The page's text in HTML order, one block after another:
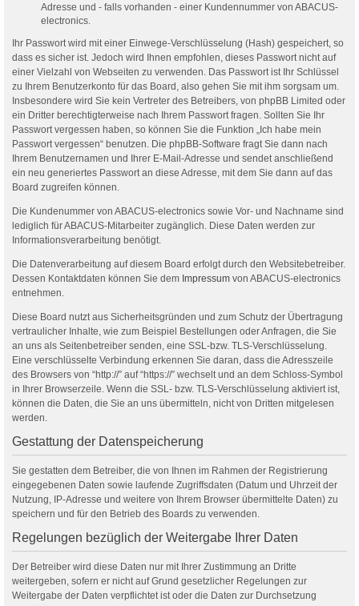
Adresse und - falls vorhanden - einer Kundennummer von ABACUS-
electronics.
Ihr Passwort wird mit einer Einwege-Verschlüsselung (Hash) gespeichert, so
dass es sicher ist. Jedoch wird Ihnen empfohlen, dieses Passwort nicht auf
einer Vielzahl von Webseiten zu verwenden. Das Passwort ist Ihr Schlüssel
zu Ihrem Benutzerkonto für das Board, also gehen Sie mit ihm sorgsam um.
Insbesondere wird Sie kein Vertreter des Betreibers, von phpBB Limited oder
ein Dritter berechtigterweise nach Ihrem Passwort fragen. Sollten Sie Ihr
Passwort vergessen haben, so können Sie die Funktion „Ich habe mein
Passwort vergessen“ benutzen. Die phpBB-Software fragt Sie dann nach
Ihrem Benutzernamen und Ihrer E-Mail-Adresse und sendet anschließend
ein neu generiertes Passwort an diese Adresse, mit dem Sie dann auf das
Board zugreifen können.
Die Kundenummer von ABACUS-electronics sowie Vor- und Nachname sind
lediglich für ABACUS-Mitarbeiter zugänglich. Diese Daten werden zur
Informationsverarbeitung benötigt.
Die Datenverarbeitung auf diesem Board erfolgt durch den Websitebetreiber.
Dessen Kontaktdaten können Sie dem Impressum von ABACUS-electronics
entnehmen.
Diese Board nutzt aus Sicherheitsgründen und zum Schutz der Übertragung
vertraulicher Inhalte, wie zum Beispiel Bestellungen oder Anfragen, die Sie
an uns als Seitenbetreiber senden, eine SSL-bzw. TLS-Verschlüsselung.
Eine verschlüsselte Verbindung erkennen Sie daran, dass die Adresszeile
des Browsers von “http://” auf “https://” wechselt und an dem Schloss-Symbol
in Ihrer Browserzeile. Wenn die SSL- bzw. TLS-Verschlüsselung aktiviert ist,
können die Daten, die Sie an uns übermitteln, nicht von Dritten mitgelesen
werden.
Gestattung der Datenspeicherung
Sie gestatten dem Betreiber, die von Ihnen im Rahmen der Registrierung
eingegebenen Daten sowie laufende Zugriffsdaten (Datum und Uhrzeit der
Nutzung, IP-Adresse und weitere von Ihrem Browser übermittelte Daten) zu
speichern und für den Betrieb des Boards zu verwenden.
Regelungen bezüglich der Weitergabe Ihrer Daten
Der Betreiber wird diese Daten nur mit Ihrer Zustimmung an Dritte
weitergeben, sofern er nicht auf Grund gesetzlicher Regelungen zur
Weitergabe der Daten verpflichtet ist oder die Daten zur Durchsetzung